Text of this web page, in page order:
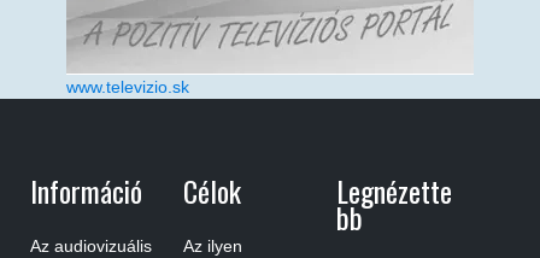
www.televizio.sk
Információ
Az audiovizuális
Célok
Az ilyen
Legnézette
Bb